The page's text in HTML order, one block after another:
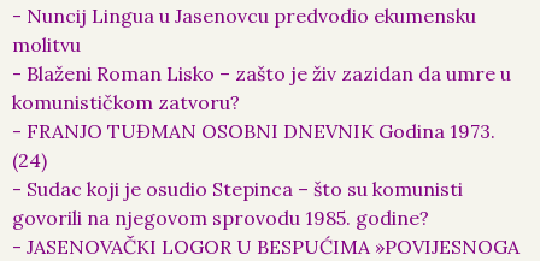
- Nuncij Lingua u Jasenovcu predvodio ekumensku
molitvu
- Blaženi Roman Lisko – zašto je živ zazidan da umre u
komunističkom zatvoru?
- FRANJO TUĐMAN OSOBNI DNEVNIK Godina 1973.
(24)
- Sudac koji je osudio Stepinca – što su komunisti
govorili na njegovom sprovodu 1985. godine?
- JASENOVAČKI LOGOR U BESPUĆIMA »POVIJESNOGA